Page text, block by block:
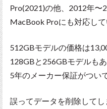
Pro(2021)の他、2012年〜
MacBook Proにも対応して
512GBモデルの価格は
128GBと256GBモデルもあ
5年のメーカー保証がつい
誤ってデータを削除してし